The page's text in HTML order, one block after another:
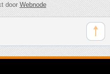
doorWebnode